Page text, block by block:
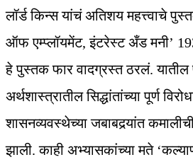
लॉर्ड किन्स यांचं अतिशय महत्त्वाचे
ऑफ एम्प्लॉयमेंट, इंटरेस्ट अँड मनी’
हे पुस्तक फार वादग्रस्त ठरलं. यातील
अर्थशास्त्रातील सिद्धांतांच्या पूर्ण
शासनव्यवस्थेच्या जबाबदर्‍यांत
झाली. काही अभ्यासकांच्या मते